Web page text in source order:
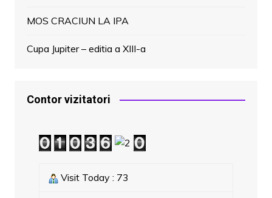
MOS CRACIUN LA IPA
Cupa Jupiter – editia a XIII-a
Contor vizitatori
Visit Today : 73